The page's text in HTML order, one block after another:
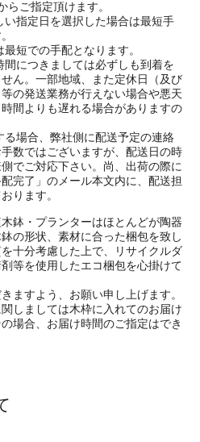
らご指定頂けます。
指定日を選択した場合は最短手
短での手配となります。
につきましては必ずしも到着を
ん。一部地域、また定休日（及び
の発送業務が行えない場合や悪天
間よりも遅れる場合がありますの
場合、弊社側に配送予定の連絡
数ではございますが、配送日の時
でご対応下さい。尚、出荷の際に
完了」のメール本文内に、配送担
ります。
鉢・プランターはほとんどが陶器
の形状、素材に合った梱包を致し
十分考慮した上で、リサイクルダ
等を使用したエコ梱包を心掛けて
ますよう、お願い申し上げます。
しましては木枠に入れてのお届け
場合、お届け時間のご指定はでき